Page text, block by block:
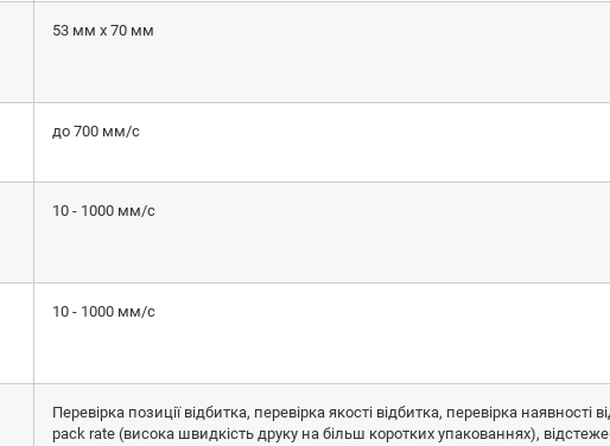
53 мм x 70 мм
до 700 мм/с
10 - 1000 мм/с
10 - 1000 мм/с
Перевірка позиції відбитка, перевірка якості відбитка, перевірка
pack rate (висока швидкість друку на більш коротких упакованнях),